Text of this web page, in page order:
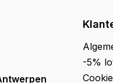
-5%